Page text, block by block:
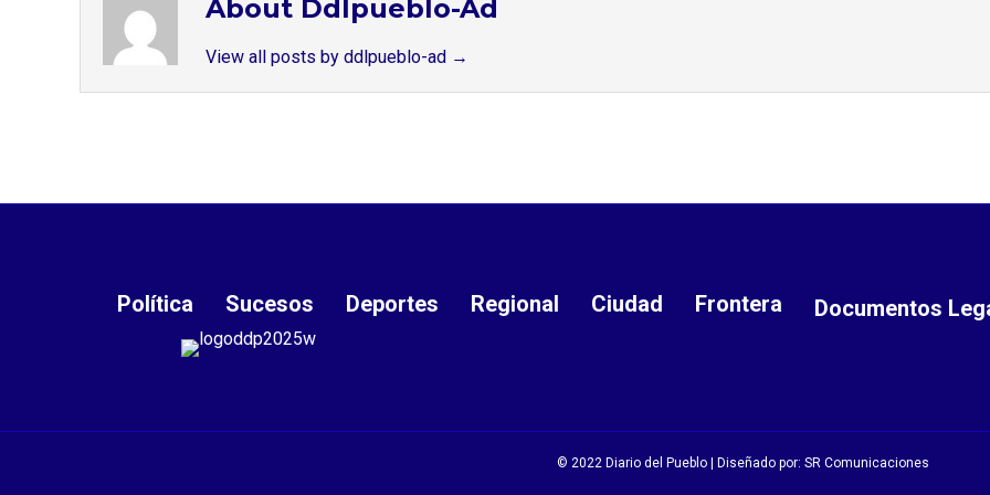
About Ddlpueblo-Ad
View all posts by ddlpueblo-ad →
Política Sucesos Deportes Regional Ciudad Frontera Documentos
© 2022 Diario del Pueblo | Diseñado por: SR Comunicaciones